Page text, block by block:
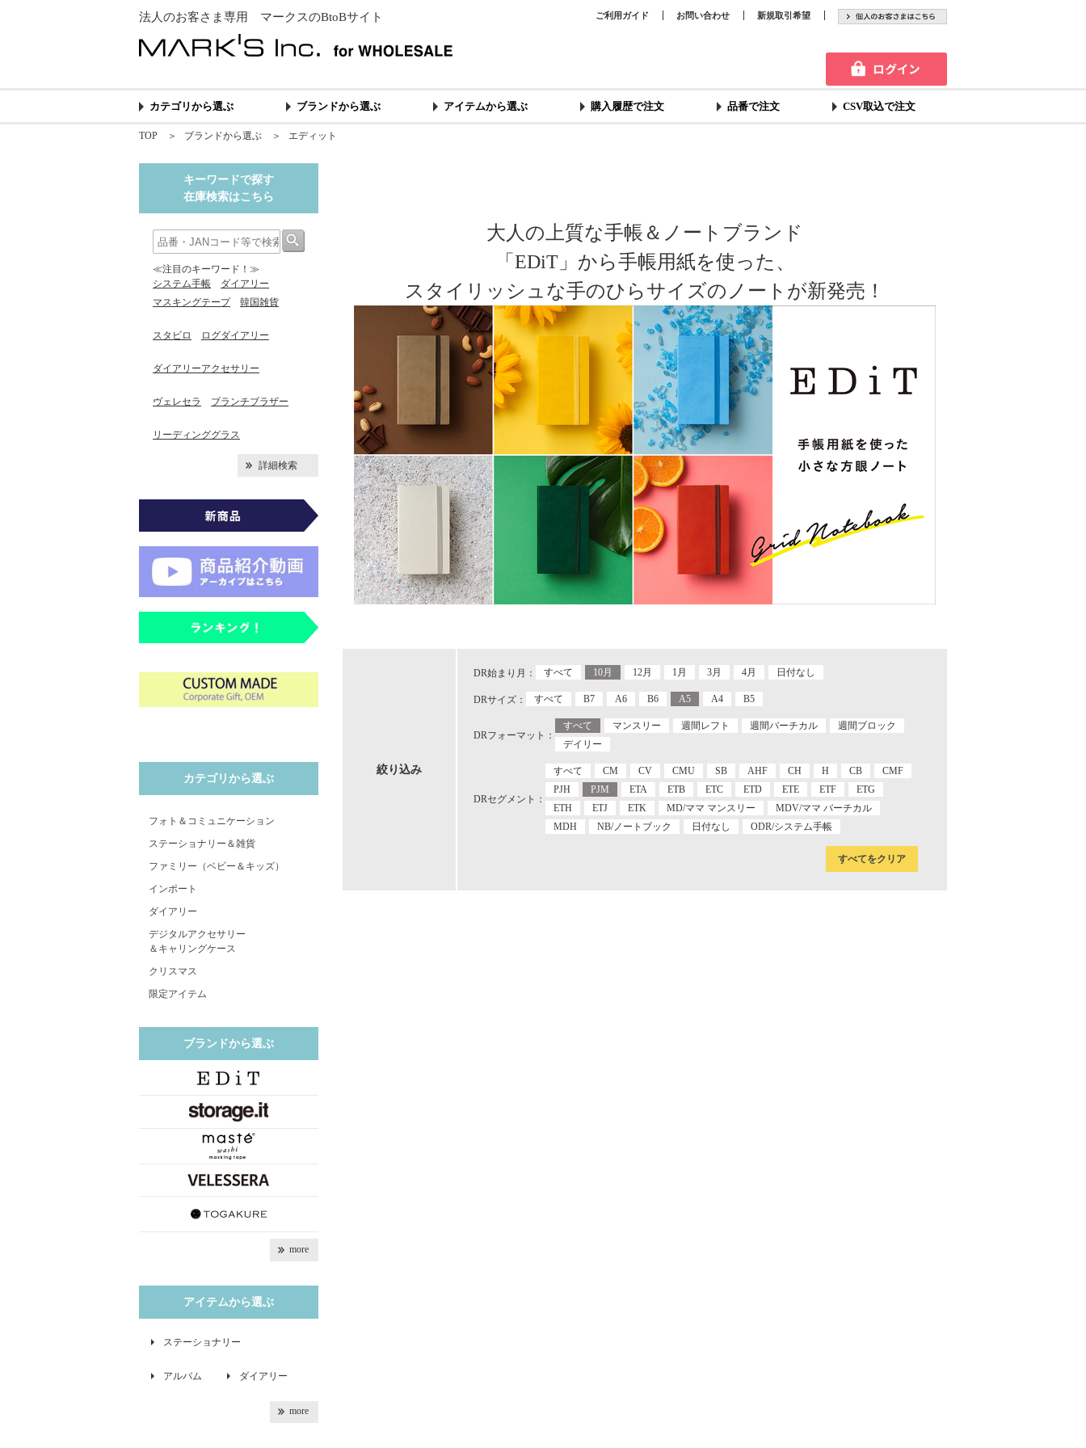
法人のお客さま専用 マークスのBtoBサイト ご利用ガイド お問い合わせ 新規取引希望
カテゴリから選ぶ ブランドから選ぶ アイテムから選ぶ 購入履歴で注文 品番で注文 CSV取込で注文
TOP ＞ ブランドから選ぶ ＞ エディット
大人の上質な手帳＆ノートブランド
「EDiT」から手帳用紙を使った、
スタイリッシュな手のひらサイズのノートが新発売！
絞り込み
DR始まり月： すべて 10月 12月 1月 3月 4月 日付なし
DRサイズ： すべて B7 A6 B6 A5 A4 B5
DRフォーマット：
すべて マンスリー 週間レフト 週間バーチカル
週間ブロック
デイリー
DRセグメント：
すべて CM CV CMU SB AHF CH H CB
CMF
PJH
PJM ETA ETB ETC ETD ETE ETF
ETG
ETH
ETJ ETK MD/ママ マンスリー
MDV/ママ バーチカル
MDH
NB/ノートブック 日付なし ODR/システム手帳
すべてをクリア
キーワードで探す
在庫検索はこちら
≪注目のキーワード！≫
システム手帳
ダイアリー
マスキングテープ
韓国雑貨
スタビロ ログダイアリー
ダイアリーアクセサリー
ヴェレセラ ブランチブラザー
リーディンググラス
詳細検索
カテゴリから選ぶ
フォト＆コミュニケーション
ステーショナリー＆雑貨
ファミリー（ベビー＆キッズ）
インポート
ダイアリー
デジタルアクセサリー
＆キャリングケース
クリスマス
限定アイテム
ブランドから選ぶ
more
アイテムから選ぶ
ステーショナリー
アルバム ダイアリー
more